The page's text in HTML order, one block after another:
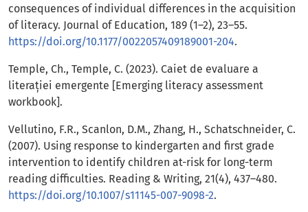
consequences of individual differences in the acquisition
of literacy. Journal of Education, 189 (1–2), 23–55.
https://doi.org/10.1177/0022057409189001-204.
Temple, Ch., Temple, C. (2023). Caiet de evaluare a
literației emergente [Emerging literacy assessment
workbook].
Vellutino, F.R., Scanlon, D.M., Zhang, H., Schatschneider, C.
(2007). Using response to kindergarten and first grade
intervention to identify children at-risk for long-term
reading difficulties. Reading & Writing, 21(4), 437–480.
https://doi.org/10.1007/s11145-007-9098-2.